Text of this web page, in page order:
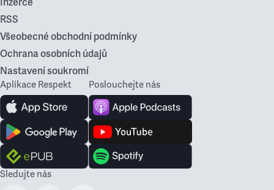
Inzerce
RSS
Všeobecné obchodní podmínky
Ochrana osobních údajů
Nastavení soukromí
Aplikace Respekt Poslouchejte nás
Sledujte nás